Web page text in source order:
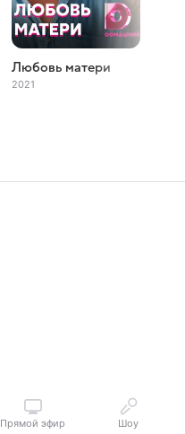
Любовь матери
2021
Прямой эфир Шоу